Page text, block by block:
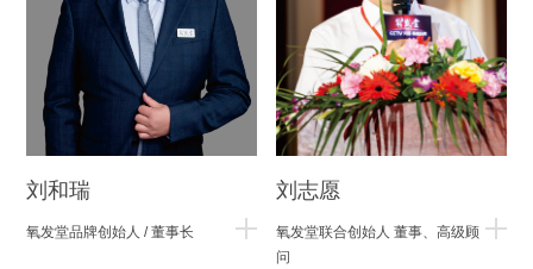
刘和瑞
氧发堂品牌创始人 / 董事长
刘志愿
氧发堂联合创始人 董事、高级顾
问